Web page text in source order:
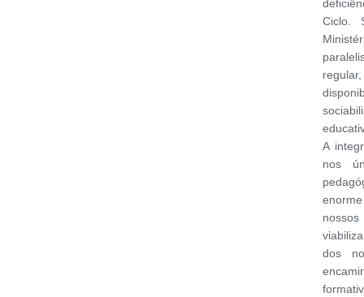
Ciclo.
A
nos
dos